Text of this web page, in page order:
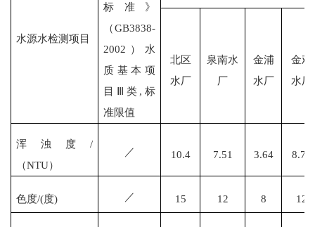
水源水检测项目
标准》
（GB3838-
2002）水
质基本项
目Ⅲ类,标
准限值
北区
水厂
泉南水
厂
金浦
水厂
金鸡
水厂
浑浊度 /
（NTU）
／ 10.4 7.51 3.64 8.78
色度/(度) ／ 15 12 8 12